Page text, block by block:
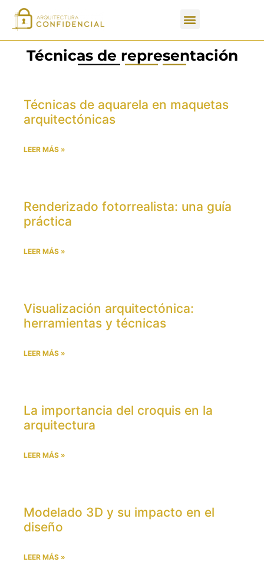
Técnicas de representación
Técnicas de aquarela en maquetas
arquitectónicas
LEER MÁS »
Renderizado fotorrealista: una guía
práctica
LEER MÁS »
Visualización arquitectónica:
herramientas y técnicas
LEER MÁS »
La importancia del croquis en la
arquitectura
LEER MÁS »
Modelado 3D y su impacto en el
diseño
LEER MÁS »